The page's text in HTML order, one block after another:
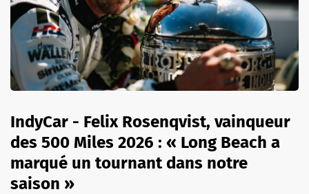
IndyCar - Felix Rosenqvist, vainqueur
des 500 Miles 2026 : « Long Beach a
marqué un tournant dans notre
saison »